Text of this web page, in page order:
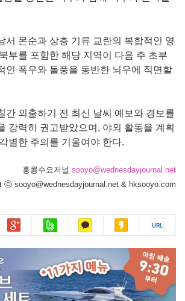
서 몬순과 상층 기류 교란의 복합적인 영
부를 포함한 해당 지역이 다음 주 초부
인 폭우와 돌풍을 동반한 뇌우에 직면할
간 외출하기 전 최신 날씨 예보와 경보를
강력히 권고받았으며, 야외 활동을 계획
별한 주의를 기울여야 한다.
홍콩수요저널 sooyo@wednesdayjournal.net
ⓒ sooyo@wednesdayjournal.net & hksooyo.com